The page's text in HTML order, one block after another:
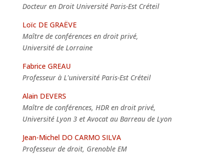
Docteur en Droit Université Paris-Est Créteil
Loïc DE GRAËVE
Maître de conférences en droit privé,
Université de Lorraine
Fabrice GREAU
Professeur à L'université Paris-Est Créteil
Alain DEVERS
Maître de conférences, HDR en droit privé,
Université Lyon 3 et Avocat au Barreau de Lyon
Jean-Michel DO CARMO SILVA
Professeur de droit, Grenoble EM